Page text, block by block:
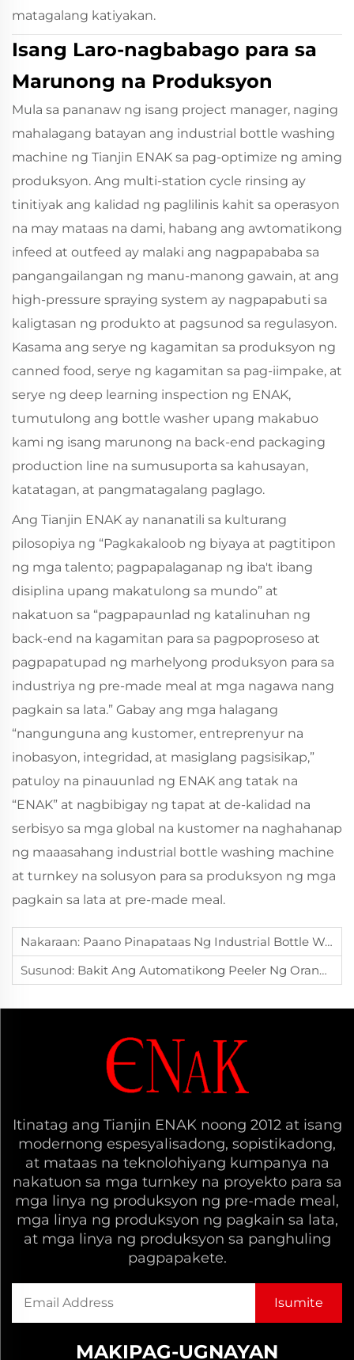
matagalang katiyakan.
Isang Laro-nagbabago para sa
Marunong na Produksyon
Mula sa pananaw ng isang project manager, naging
mahalagang batayan ang industrial bottle washing
machine ng Tianjin ENAK sa pag-optimize ng aming
produksyon. Ang multi-station cycle rinsing ay
tinitiyak ang kalidad ng paglilinis kahit sa operasyon
na may mataas na dami, habang ang awtomatikong
infeed at outfeed ay malaki ang nagpapababa sa
pangangailangan ng manu-manong gawain, at ang
high-pressure spraying system ay nagpapabuti sa
kaligtasan ng produkto at pagsunod sa regulasyon.
Kasama ang serye ng kagamitan sa produksyon ng
canned food, serye ng kagamitan sa pag-iimpake, at
serye ng deep learning inspection ng ENAK,
tumutulong ang bottle washer upang makabuo
kami ng isang marunong na back-end packaging
production line na sumusuporta sa kahusayan,
katatagan, at pangmatagalang paglago.
Ang Tianjin ENAK ay nananatili sa kulturang
pilosopiya ng “Pagkakaloob ng biyaya at pagtitipon
ng mga talento; pagpapalaganap ng iba't ibang
disiplina upang makatulong sa mundo” at
nakatuon sa “pagpapaunlad ng katalinuhan ng
back-end na kagamitan para sa pagpoproseso at
pagpapatupad ng marhelyong produksyon para sa
industriya ng pre-made meal at mga nagawa nang
pagkain sa lata.” Gabay ang mga halagang
“nangunguna ang kustomer, entreprenyur na
inobasyon, integridad, at masiglang pagsisikap,”
patuloy na pinauunlad ng ENAK ang tatak na
“ENAK” at nagbibigay ng tapat at de-kalidad na
serbisyo sa mga global na kustomer na naghahanap
ng maaasahang industrial bottle washing machine
at turnkey na solusyon para sa produksyon ng mga
pagkain sa lata at pre-made meal.
Nakaraan: Paano Pinapataas Ng Industrial Bottle Washing Machine Ang Kahusayan Sa Malalaking Produksyon?
Susunod: Bakit Ang Automatikong Peeler Ng Orange Ang Pinakamahusay Na Kagamitan Para Sa Mga Tagagawa Ng Juice Upang Palakihin Ang Kapasidad At Garantiya Ang Kalidad?
Itinatag ang Tianjin ENAK noong 2012 at isang
modernong espesyalisadong, sopistikadong,
at mataas na teknolohiyang kumpanya na
nakatuon sa mga turnkey na proyekto para sa
mga linya ng produksyon ng pre-made meal,
mga linya ng produksyon ng pagkain sa lata,
at mga linya ng produksyon sa panghuling
pagpapakete.
MAKIPAG-UGNAYAN